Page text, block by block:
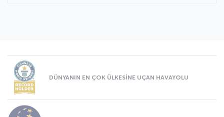
DÜNYANIN EN ÇOK ÜLKESİNE UÇAN HAVAYOLU